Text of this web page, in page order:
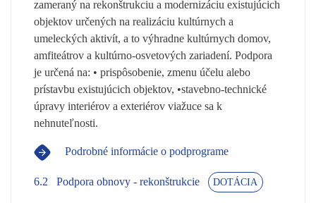
zameraný na rekonštrukciu a modernizáciu existujúcich
objektov určených na realizáciu kultúrnych a
umeleckých aktivít, a to výhradne kultúrnych domov,
amfiteátrov a kultúrno-osvetových zariadení. Podpora
je určená na: • prispôsobenie, zmenu účelu alebo
prístavbu existujúcich objektov, •stavebno-technické
úpravy interiérov a exteriérov viažuce sa k
nehnuteľnosti.
Podrobné informácie o podprograme
6.2 Podpora obnovy - rekonštrukcie DOTÁCIA